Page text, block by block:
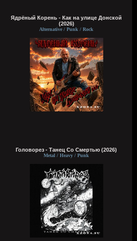
Ядрёный Корень - Как на улице Донской
(2026)
Alternative / Punk / Rock
Головорез - Tанец Со Смертью (2026)
Metal / Heavy / Punk